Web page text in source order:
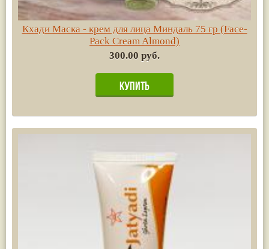
Кхади Маска - крем для лица Миндаль 75 гр (Face-
Pack Cream Almond)
300.00 руб.